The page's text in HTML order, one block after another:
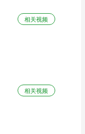
相关视频
相关视频